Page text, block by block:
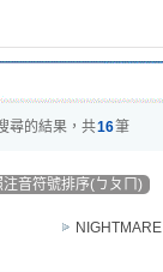
尋的結果，共16筆
注音符號排序(ㄅㄆㄇ)
NIGHTMARE